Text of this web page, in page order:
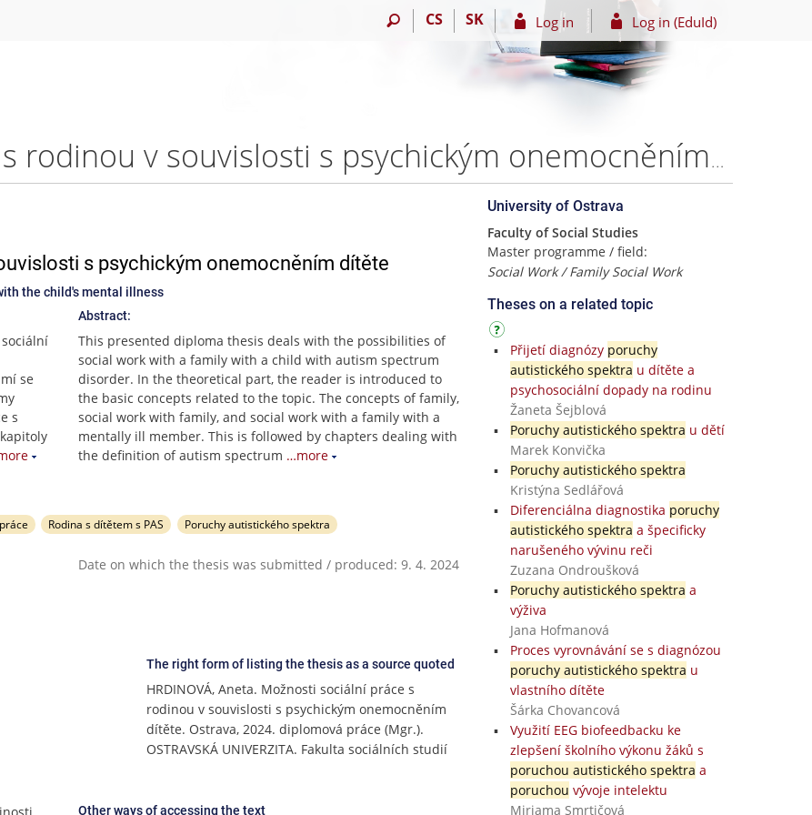
CS SK Log in Log in (EduId)
Možnosti sociální práce s rodinou v souvislosti s psychickým onemocněním dítěte – Bc. Aneta HRDINOVÁ
s psychickým onemocněním dítěte
the child's mental illness
se
s
Abstract:
This presented diploma thesis deals with the possibilities of
social work with a family with a child with autism spectrum
disorder. In the theoretical part, the reader is introduced to
the basic concepts related to the topic. The concepts of family,
social work with family, and social work with a family with a
mentally ill member. This is followed by chapters dealing with
the definition of autism spectrum …more
Rodina s dítětem s PAS Poruchy autistického spektra
Date on which the thesis was submitted / produced: 9. 4. 2024
The right form of listing the thesis as a source quoted
HRDINOVÁ, Aneta. Možnosti sociální práce s
rodinou v souvislosti s psychickým onemocněním
dítěte. Ostrava, 2024. diplomová práce (Mgr.).
OSTRAVSKÁ UNIVERZITA. Fakulta sociálních studií
Other ways of accessing the text
University of Ostrava
Faculty of Social Studies
Master programme / field:
Social Work / Family Social Work
Theses on a related topic
Přijetí diagnózy poruchy
autistického spektra u dítěte a
psychosociální dopady na rodinu
Žaneta Šejblová
Poruchy autistického spektra u dětí
Marek Konvička
Poruchy autistického spektra
Kristýna Sedlářová
Diferenciálna diagnostika poruchy
autistického spektra a špecificky
narušeného vývinu reči
Zuzana Ondroušková
Poruchy autistického spektra a
výživa
Jana Hofmanová
Proces vyrovnávání se s diagnózou
poruchy autistického spektra u
vlastního dítěte
Šárka Chovancová
Využití EEG biofeedbacku ke
zlepšení školního výkonu žáků s
poruchou autistického spektra a
poruchou vývoje intelektu
Miriama Smrtičová